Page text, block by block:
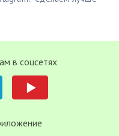
в соцсетях